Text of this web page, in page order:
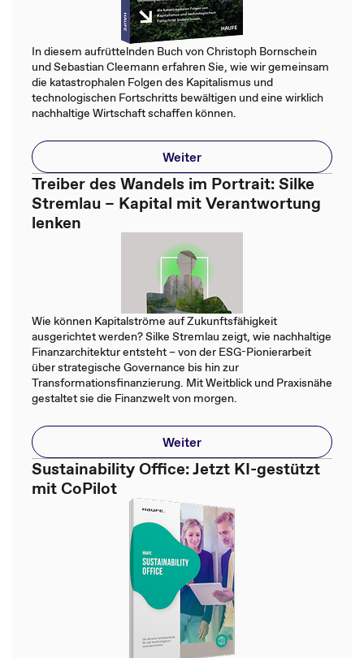
In diesem aufrüttelnden Buch von Christoph Bornschein
und Sebastian Cleemann erfahren Sie, wie wir gemeinsam
die katastrophalen Folgen des Kapitalismus und
technologischen Fortschritts bewältigen und eine wirklich
nachhaltige Wirtschaft schaffen können.
Weiter
Treiber des Wandels im Portrait: Silke
Stremlau – Kapital mit Verantwortung
lenken
Wie können Kapitalströme auf Zukunftsfähigkeit
ausgerichtet werden? Silke Stremlau zeigt, wie nachhaltige
Finanzarchitektur entsteht – von der ESG-Pionierarbeit
über strategische Governance bis hin zur
Transformationsfinanzierung. Mit Weitblick und Praxisnähe
gestaltet sie die Finanzwelt von morgen.
Weiter
Sustainability Office: Jetzt KI-gestützt
mit CoPilot